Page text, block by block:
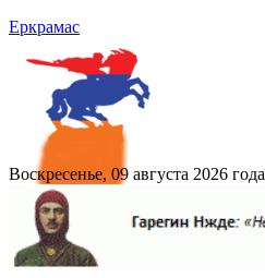
Еркрамас
Воскресенье, 09 августа 2026 года